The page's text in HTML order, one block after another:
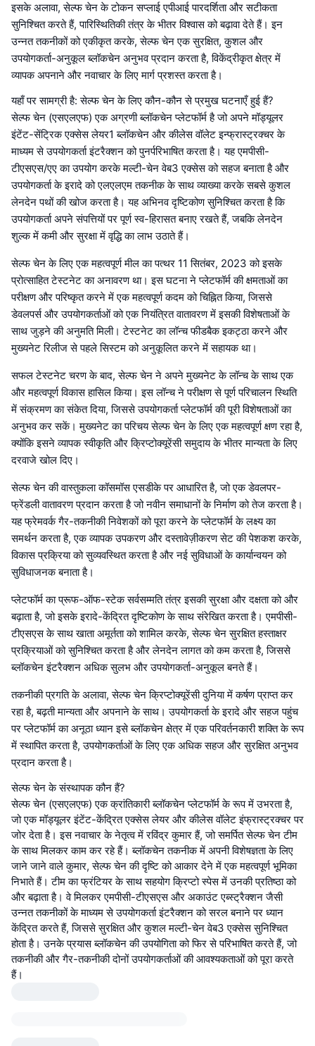
इसके अलावा, सेल्फ चेन के टोकन सप्लाई एपीआई पारदर्शिता और सटीकता
सुनिश्चित करते हैं, पारिस्थितिकी तंत्र के भीतर विश्वास को बढ़ावा देते हैं। इन
उन्नत तकनीकों को एकीकृत करके, सेल्फ चेन एक सुरक्षित, कुशल और
उपयोगकर्ता-अनुकूल ब्लॉकचेन अनुभव प्रदान करता है, विकेंद्रीकृत क्षेत्र में
व्यापक अपनाने और नवाचार के लिए मार्ग प्रशस्त करता है।
यहाँ पर सामग्री है: सेल्फ चेन के लिए कौन-कौन से प्रमुख घटनाएँ हुई हैं?
सेल्फ चेन (एसएलएफ) एक अग्रणी ब्लॉकचेन प्लेटफॉर्म है जो अपने मॉड्यूलर
इंटेंट-सेंट्रिक एक्सेस लेयर1 ब्लॉकचेन और कीलेस वॉलेट इन्फ्रास्ट्रक्चर के
माध्यम से उपयोगकर्ता इंटरैक्शन को पुनर्परिभाषित करता है। यह एमपीसी-
टीएसएस/एए का उपयोग करके मल्टी-चेन वेब3 एक्सेस को सहज बनाता है और
उपयोगकर्ता के इरादे को एलएलएम तकनीक के साथ व्याख्या करके सबसे कुशल
लेनदेन पथों की खोज करता है। यह अभिनव दृष्टिकोण सुनिश्चित करता है कि
उपयोगकर्ता अपने संपत्तियों पर पूर्ण स्व-हिरासत बनाए रखते हैं, जबकि लेनदेन
शुल्क में कमी और सुरक्षा में वृद्धि का लाभ उठाते हैं।
सेल्फ चेन के लिए एक महत्वपूर्ण मील का पत्थर 11 सितंबर, 2023 को इसके
प्रोत्साहित टेस्टनेट का अनावरण था। इस घटना ने प्लेटफॉर्म की क्षमताओं का
परीक्षण और परिष्कृत करने में एक महत्वपूर्ण कदम को चिह्नित किया, जिससे
डेवलपर्स और उपयोगकर्ताओं को एक नियंत्रित वातावरण में इसकी विशेषताओं के
साथ जुड़ने की अनुमति मिली। टेस्टनेट का लॉन्च फीडबैक इकट्ठा करने और
मुख्यनेट रिलीज से पहले सिस्टम को अनुकूलित करने में सहायक था।
सफल टेस्टनेट चरण के बाद, सेल्फ चेन ने अपने मुख्यनेट के लॉन्च के साथ एक
और महत्वपूर्ण विकास हासिल किया। इस लॉन्च ने परीक्षण से पूर्ण परिचालन स्थिति
में संक्रमण का संकेत दिया, जिससे उपयोगकर्ता प्लेटफॉर्म की पूरी विशेषताओं का
अनुभव कर सकें। मुख्यनेट का परिचय सेल्फ चेन के लिए एक महत्वपूर्ण क्षण रहा है,
क्योंकि इसने व्यापक स्वीकृति और क्रिप्टोक्यूरेंसी समुदाय के भीतर मान्यता के लिए
दरवाजे खोल दिए।
सेल्फ चेन की वास्तुकला कॉसमॉस एसडीके पर आधारित है, जो एक डेवलपर-
फ्रेंडली वातावरण प्रदान करता है जो नवीन समाधानों के निर्माण को तेज करता है।
यह फ्रेमवर्क गैर-तकनीकी निवेशकों को पूरा करने के प्लेटफॉर्म के लक्ष्य का
समर्थन करता है, एक व्यापक उपकरण और दस्तावेज़ीकरण सेट की पेशकश करके,
विकास प्रक्रिया को सुव्यवस्थित करता है और नई सुविधाओं के कार्यान्वयन को
सुविधाजनक बनाता है।
प्लेटफॉर्म का प्रूफ-ऑफ-स्टेक सर्वसम्मति तंत्र इसकी सुरक्षा और दक्षता को और
बढ़ाता है, जो इसके इरादे-केंद्रित दृष्टिकोण के साथ संरेखित करता है। एमपीसी-
टीएसएस के साथ खाता अमूर्तता को शामिल करके, सेल्फ चेन सुरक्षित हस्ताक्षर
प्रक्रियाओं को सुनिश्चित करता है और लेनदेन लागत को कम करता है, जिससे
ब्लॉकचेन इंटरैक्शन अधिक सुलभ और उपयोगकर्ता-अनुकूल बनते हैं।
तकनीकी प्रगति के अलावा, सेल्फ चेन क्रिप्टोक्यूरेंसी दुनिया में कर्षण प्राप्त कर
रहा है, बढ़ती मान्यता और अपनाने के साथ। उपयोगकर्ता के इरादे और सहज पहुंच
पर प्लेटफॉर्म का अनूठा ध्यान इसे ब्लॉकचेन क्षेत्र में एक परिवर्तनकारी शक्ति के रूप
में स्थापित करता है, उपयोगकर्ताओं के लिए एक अधिक सहज और सुरक्षित अनुभव
प्रदान करता है।
सेल्फ चेन के संस्थापक कौन हैं?
सेल्फ चेन (एसएलएफ) एक क्रांतिकारी ब्लॉकचेन प्लेटफॉर्म के रूप में उभरता है,
जो एक मॉड्यूलर इंटेंट-केंद्रित एक्सेस लेयर और कीलेस वॉलेट इंफ्रास्ट्रक्चर पर
जोर देता है। इस नवाचार के नेतृत्व में रविंद्र कुमार हैं, जो समर्पित सेल्फ चेन टीम
के साथ मिलकर काम कर रहे हैं। ब्लॉकचेन तकनीक में अपनी विशेषज्ञता के लिए
जाने जाने वाले कुमार, सेल्फ चेन की दृष्टि को आकार देने में एक महत्वपूर्ण भूमिका
निभाते हैं। टीम का फ्रंटियर के साथ सहयोग क्रिप्टो स्पेस में उनकी प्रतिष्ठा को
और बढ़ाता है। वे मिलकर एमपीसी-टीएसएस और अकाउंट एब्स्ट्रैक्शन जैसी
उन्नत तकनीकों के माध्यम से उपयोगकर्ता इंटरैक्शन को सरल बनाने पर ध्यान
केंद्रित करते हैं, जिससे सुरक्षित और कुशल मल्टी-चेन वेब3 एक्सेस सुनिश्चित
होता है। उनके प्रयास ब्लॉकचेन की उपयोगिता को फिर से परिभाषित करते हैं, जो
तकनीकी और गैर-तकनीकी दोनों उपयोगकर्ताओं की आवश्यकताओं को पूरा करते
हैं।